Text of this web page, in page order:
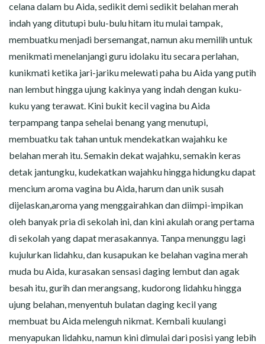
celana dalam bu Aida, sedikit demi sedikit belahan merah
indah yang ditutupi bulu-bulu hitam itu mulai tampak,
membuatku menjadi bersemangat, namun aku memilih untuk
menikmati menelanjangi guru idolaku itu secara perlahan,
kunikmati ketika jari-jariku melewati paha bu Aida yang putih
nan lembut hingga ujung kakinya yang indah dengan kuku-
kuku yang terawat. Kini bukit kecil vagina bu Aida
terpampang tanpa sehelai benang yang menutupi,
membuatku tak tahan untuk mendekatkan wajahku ke
belahan merah itu. Semakin dekat wajahku, semakin keras
detak jantungku, kudekatkan wajahku hingga hidungku dapat
mencium aroma vagina bu Aida, harum dan unik susah
dijelaskan,aroma yang menggairahkan dan diimpi-impikan
oleh banyak pria di sekolah ini, dan kini akulah orang pertama
di sekolah yang dapat merasakannya. Tanpa menunggu lagi
kujulurkan lidahku, dan kusapukan ke belahan vagina merah
muda bu Aida, kurasakan sensasi daging lembut dan agak
besah itu, gurih dan merangsang, kudorong lidahku hingga
ujung belahan, menyentuh bulatan daging kecil yang
membuat bu Aida melenguh nikmat. Kembali kuulangi
menyapukan lidahku, namun kini dimulai dari posisi yang lebih